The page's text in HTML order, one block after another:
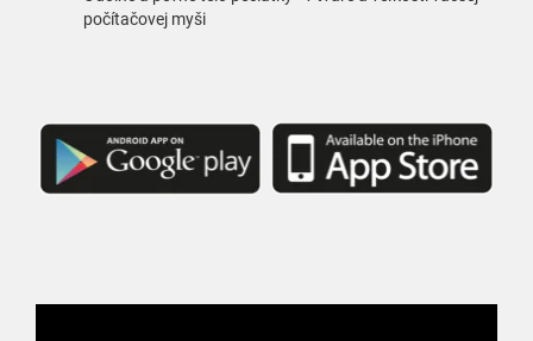
počítačovej myši